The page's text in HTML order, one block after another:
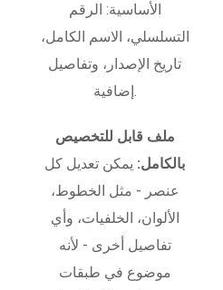
الأساسية: الرقم
التسلسلي، الاسم الكامل،
تاريخ الإصدار، وتفاصيل
إضافية.
ملف قابل للتخصيص
بالكامل: يمكن تعديل كل
عنصر - مثل الخطوط،
الألوان، الخلفيات، وأي
تفاصيل أخرى - لأنه
موضوع في طبقات